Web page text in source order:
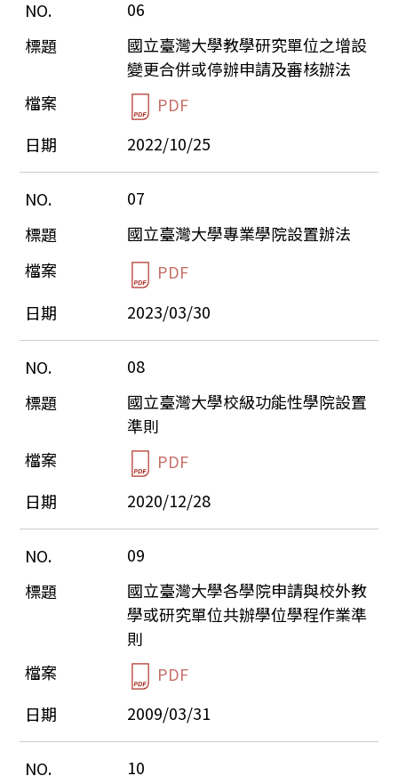
06
國立臺灣大學教學研究單位之增設
變更合併或停辦申請及審核辦法
PDF
2022/10/25
07
國立臺灣大學專業學院設置辦法
PDF
2023/03/30
08
國立臺灣大學校級功能性學院設置
準則
PDF
2020/12/28
09
國立臺灣大學各學院申請與校外教
學或研究單位共辦學位學程作業準
則
PDF
2009/03/31
10